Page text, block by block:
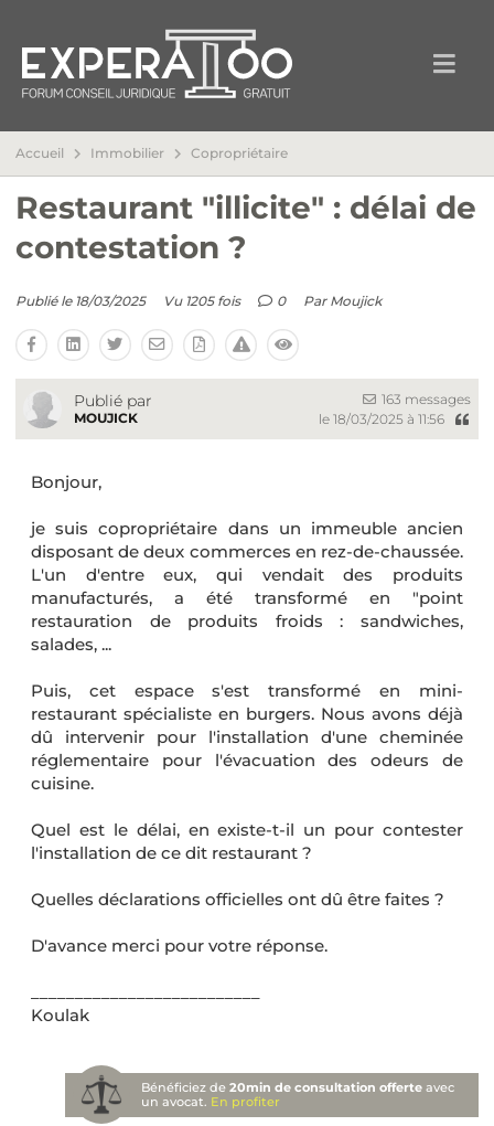
Accueil Immobilier Copropriétaire
Restaurant "illicite" : délai de
contestation ?
Publié le 18/03/2025 Vu 1205 fois 0 Par Moujick
Publié par
MOUJICK
163 messages
le 18/03/2025 à 11:56
Bonjour,
je suis copropriétaire dans un immeuble ancien
disposant de deux commerces en rez-de-chaussée.
L'un d'entre eux, qui vendait des produits
manufacturés, a été transformé en "point
restauration de produits froids : sandwiches,
salades, ...
Puis, cet espace s'est transformé en mini-
restaurant spécialiste en burgers. Nous avons déjà
dû intervenir pour l'installation d'une cheminée
réglementaire pour l'évacuation des odeurs de
cuisine.
Quel est le délai, en existe-t-il un pour contester
l'installation de ce dit restaurant ?
Quelles déclarations officielles ont dû être faites ?
D'avance merci pour votre réponse.
Koulak
Bénéficiez de20min de consultation offerte avec
un avocat. En profiter